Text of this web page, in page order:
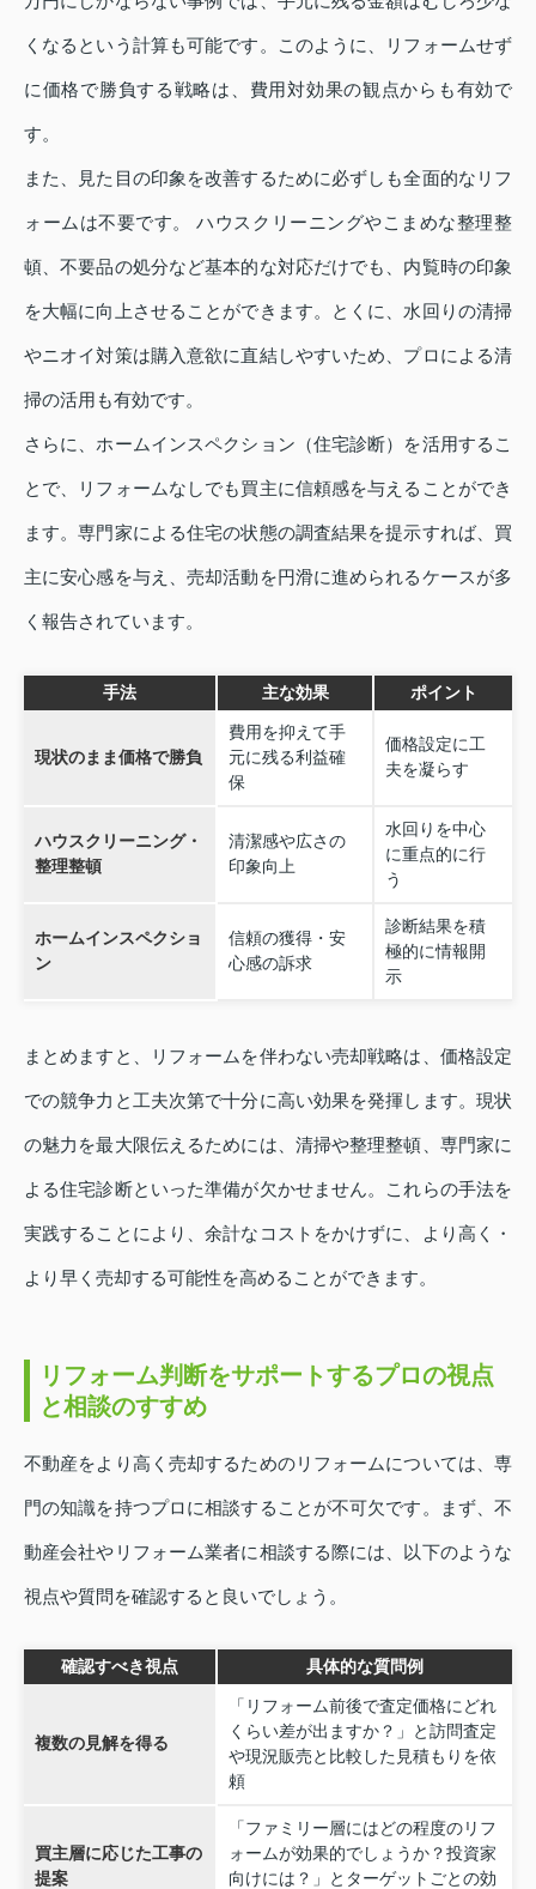
くなるという計算も可能です。このように、リフォームせず
に価格で勝負する戦略は、費用対効果の観点からも有効で
す。
また、見た目の印象を改善するために必ずしも全面的なリフ
ォームは不要です。 ハウスクリーニングやこまめな整理整
頓、不要品の処分など基本的な対応だけでも、内覧時の印象
を大幅に向上させることができます。とくに、水回りの清掃
やニオイ対策は購入意欲に直結しやすいため、プロによる清
掃の活用も有効です。
さらに、ホームインスペクション（住宅診断）を活用するこ
とで、リフォームなしでも買主に信頼感を与えることができ
ます。専門家による住宅の状態の調査結果を提示すれば、買
主に安心感を与え、売却活動を円滑に進められるケースが多
く報告されています。
手法 主な効果 ポイント
現状のまま価格で勝負
費用を抑えて手
元に残る利益確
保
価格設定に工
夫を凝らす
ハウスクリーニング・
整理整頓
清潔感や広さの
印象向上
水回りを中心
に重点的に行
う
ホームインスペクショ
ン
信頼の獲得・安
心感の訴求
診断結果を積
極的に情報開
示
まとめますと、リフォームを伴わない売却戦略は、価格設定
での競争力と工夫次第で十分に高い効果を発揮します。現状
の魅力を最大限伝えるためには、清掃や整理整頓、専門家に
よる住宅診断といった準備が欠かせません。これらの手法を
実践することにより、余計なコストをかけずに、より高く・
より早く売却する可能性を高めることができます。
リフォーム判断をサポートするプロの視点
と相談のすすめ
不動産をより高く売却するためのリフォームについては、専
門の知識を持つプロに相談することが不可欠です。まず、不
動産会社やリフォーム業者に相談する際には、以下のような
視点や質問を確認すると良いでしょう。
確認すべき視点 具体的な質問例
複数の見解を得る
「リフォーム前後で査定価格にどれ
くらい差が出ますか？」と訪問査定
や現況販売と比較した見積もりを依
頼
買主層に応じた工事の
提案
「ファミリー層にはどの程度のリフ
ォームが効果的でしょうか？投資家
向けには？」とターゲットごとの効